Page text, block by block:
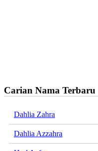
Carian Nama Terbaru
Dahlia Zahra
Dahlia Azzahra